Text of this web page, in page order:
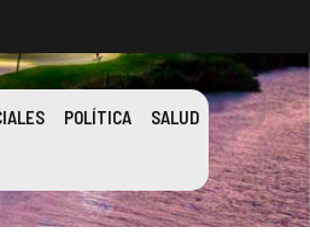
POLÍTICA SALUD